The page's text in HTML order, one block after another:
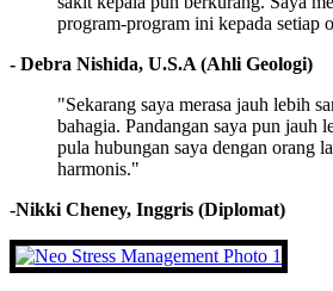
program-program ini kepada setiap
- Debra Nishida, U.S.A (Ahli Geologi)
"Sekarang saya merasa jauh lebih
bahagia. Pandangan saya pun jauh
pula hubungan saya dengan orang
harmonis."
-Nikki Cheney, Inggris (Diplomat)